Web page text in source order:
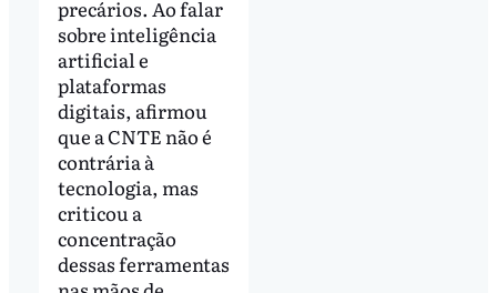
precários. Ao falar
sobre inteligência
artificial e
plataformas
digitais, afirmou
que a CNTE não é
contrária à
tecnologia, mas
criticou a
concentração
dessas ferramentas